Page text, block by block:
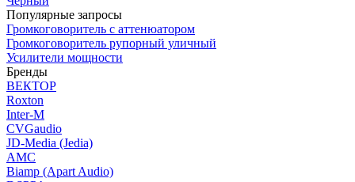
Популярные запросы
Громкоговоритель с аттенюатором
Громкоговоритель рупорный уличный
Усилители мощности
Бренды
ВЕКТОР
Roxton
Inter-M
CVGaudio
JD-Media (Jedia)
AMC
Biamp (Apart Audio)